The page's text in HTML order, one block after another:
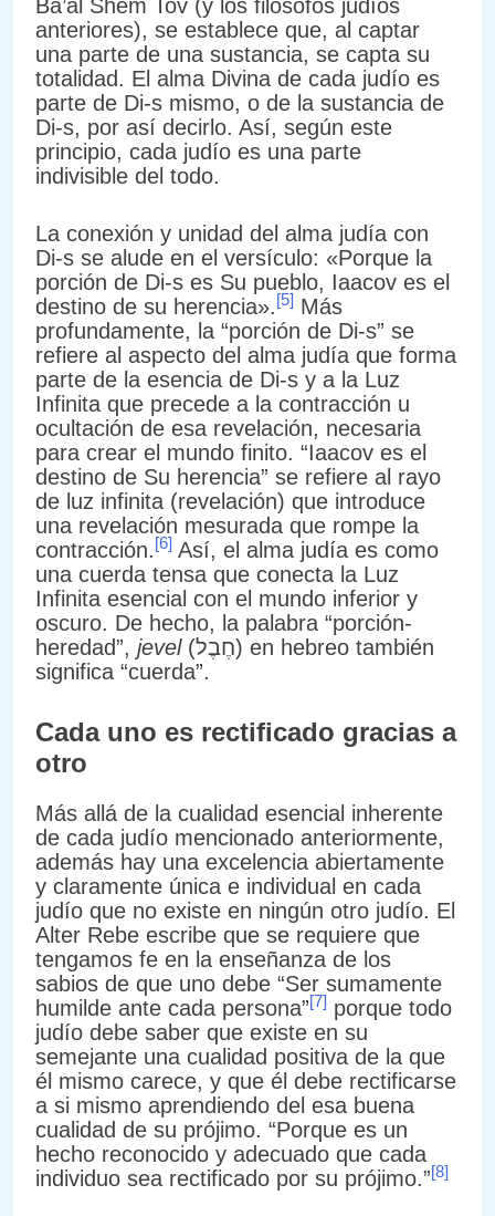
Ba’al Shem Tov (y los filósofos judíos
anteriores), se establece que, al captar
una parte de una sustancia, se capta su
totalidad. El alma Divina de cada judío es
parte de Di-s mismo, o de la sustancia de
Di-s, por así decirlo. Así, según este
principio, cada judío es una parte
indivisible del todo.
La conexión y unidad del alma judía con
Di-s se alude en el versículo: «Porque la
porción de Di-s es Su pueblo, Iaacov es el
destino de su herencia».[5] Más
profundamente, la “porción de Di-s” se
refiere al aspecto del alma judía que forma
parte de la esencia de Di-s y a la Luz
Infinita que precede a la contracción u
ocultación de esa revelación, necesaria
para crear el mundo finito. “Iaacov es el
destino de Su herencia” se refiere al rayo
de luz infinita (revelación) que introduce
una revelación mesurada que rompe la
contracción.[6] Así, el alma judía es como
una cuerda tensa que conecta la Luz
Infinita esencial con el mundo inferior y
oscuro. De hecho, la palabra “porción-
heredad”, jevel(חֶבֶל) en hebreo también
significa “cuerda”.
Cada uno es rectificado gracias a
otro
Más allá de la cualidad esencial inherente
de cada judío mencionado anteriormente,
además hay una excelencia abiertamente
y claramente única e individual en cada
judío que no existe en ningún otro judío. El
Alter Rebe escribe que se requiere que
tengamos fe en la enseñanza de los
sabios de que uno debe “Ser sumamente
humilde ante cada persona”[7] porque todo
judío debe saber que existe en su
semejante una cualidad positiva de la que
él mismo carece, y que él debe rectificarse
a si mismo aprendiendo del esa buena
cualidad de su prójimo. “Porque es un
hecho reconocido y adecuado que cada
individuo sea rectificado por su prójimo.”[8]